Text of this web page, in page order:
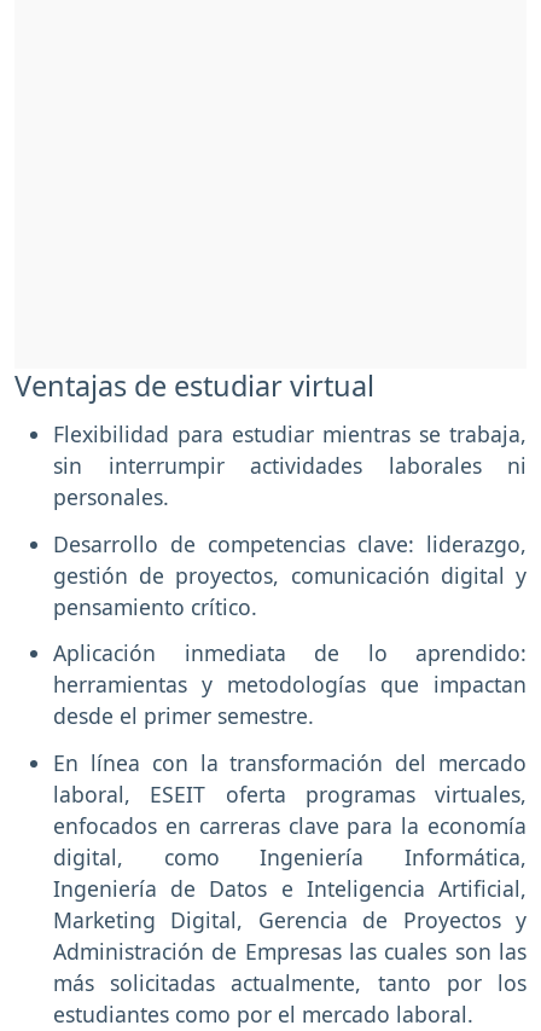
Ventajas de estudiar virtual
Flexibilidad para estudiar mientras se trabaja,
sin interrumpir actividades laborales ni
personales.
Desarrollo de competencias clave: liderazgo,
gestión de proyectos, comunicación digital y
pensamiento crítico.
Aplicación inmediata de lo aprendido:
herramientas y metodologías que impactan
desde el primer semestre.
En línea con la transformación del mercado
laboral, ESEIT oferta programas virtuales,
enfocados en carreras clave para la economía
digital, como Ingeniería Informática,
Ingeniería de Datos e Inteligencia Artificial,
Marketing Digital, Gerencia de Proyectos y
Administración de Empresas las cuales son las
más solicitadas actualmente, tanto por los
estudiantes como por el mercado laboral.